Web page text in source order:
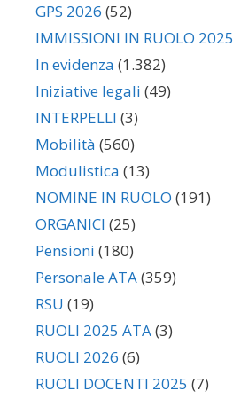
GPS 2026 (52)
IMMISSIONI IN RUOLO 2025
In evidenza (1.382)
Iniziative legali (49)
INTERPELLI (3)
Mobilità (560)
Modulistica (13)
NOMINE IN RUOLO (191)
ORGANICI (25)
Pensioni (180)
Personale ATA(359)
RSU (19)
RUOLI 2025 ATA(3)
RUOLI 2026 (6)
RUOLI DOCENTI 2025 (7)